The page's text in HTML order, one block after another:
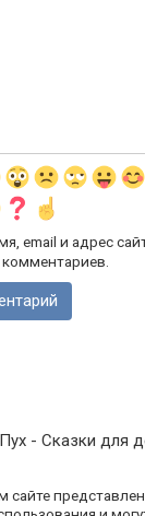
email и адрес
- Сказки для
сайте